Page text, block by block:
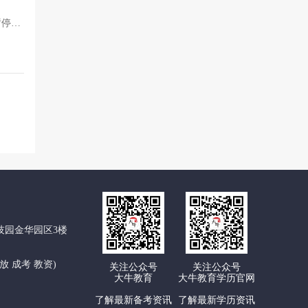
参
园金华园区3楼
成考 教资)
关注公众号
大牛教育
了解最新备考资讯
关注公众号
大牛教育学历官网
了解最新学历资讯